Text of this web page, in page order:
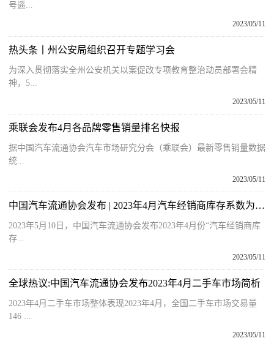
号遥...
2023/05/11
热头条丨州公安局组织召开专题学习会
为深入贯彻落实全州公安机关以案促改专项教育整治动员部署会精
神，5...
2023/05/11
乘联会发布4月各品牌零售销量排名快报
据中国汽车流通协会汽车市场研究分会（乘联会）最新零售销量数据
统...
2023/05/11
中国汽车流通协会发布 | 2023年4月汽车经销商库存系数为1.51
2023年5月10日，中国汽车流通协会发布2023年4月份“汽车经销商库
存...
2023/05/11
全球热议:中国汽车流通协会发布2023年4月二手车市场简析
2023年4月二手车市场整体表现2023年4月，全国二手车市场交易量
146 ...
2023/05/11